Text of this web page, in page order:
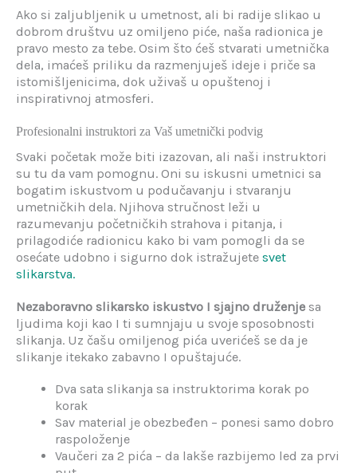
Ako si zaljubljenik u umetnost, ali bi radije slikao u
dobrom društvu uz omiljeno piće, naša radionica je
pravo mesto za tebe. Osim što ćeš stvarati umetnička
dela, imaćeš priliku da razmenjuješ ideje i priče sa
istomišljenicima, dok uživaš u opuštenoj i
inspirativnoj atmosferi.
Profesionalni instruktori za Vaš umetnički podvig
Svaki početak može biti izazovan, ali naši instruktori
su tu da vam pomognu. Oni su iskusni umetnici sa
bogatim iskustvom u podučavanju i stvaranju
umetničkih dela. Njihova stručnost leži u
razumevanju početničkih strahova i pitanja, i
prilagodiće radionicu kako bi vam pomogli da se
osećate udobno i sigurno dok istražujete svet
slikarstva.
Nezaboravno slikarsko iskustvo I sjajno druženje sa
ljudima koji kao I ti sumnjaju u svoje sposobnosti
slikanja. Uz čašu omiljenog pića uverićeš se da je
slikanje itekako zabavno I opuštajuće.
Dva sata slikanja sa instruktorima korak po
korak
Sav material je obezbeđen – ponesi samo dobro
raspoloženje
Vaučeri za 2 pića – da lakše razbijemo led za prvi